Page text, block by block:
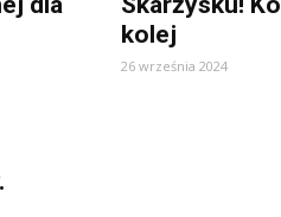
kolej
26 września 2024